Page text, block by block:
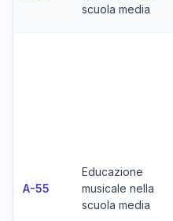
scuola media
A-55
Educazione
musicale nella
scuola media